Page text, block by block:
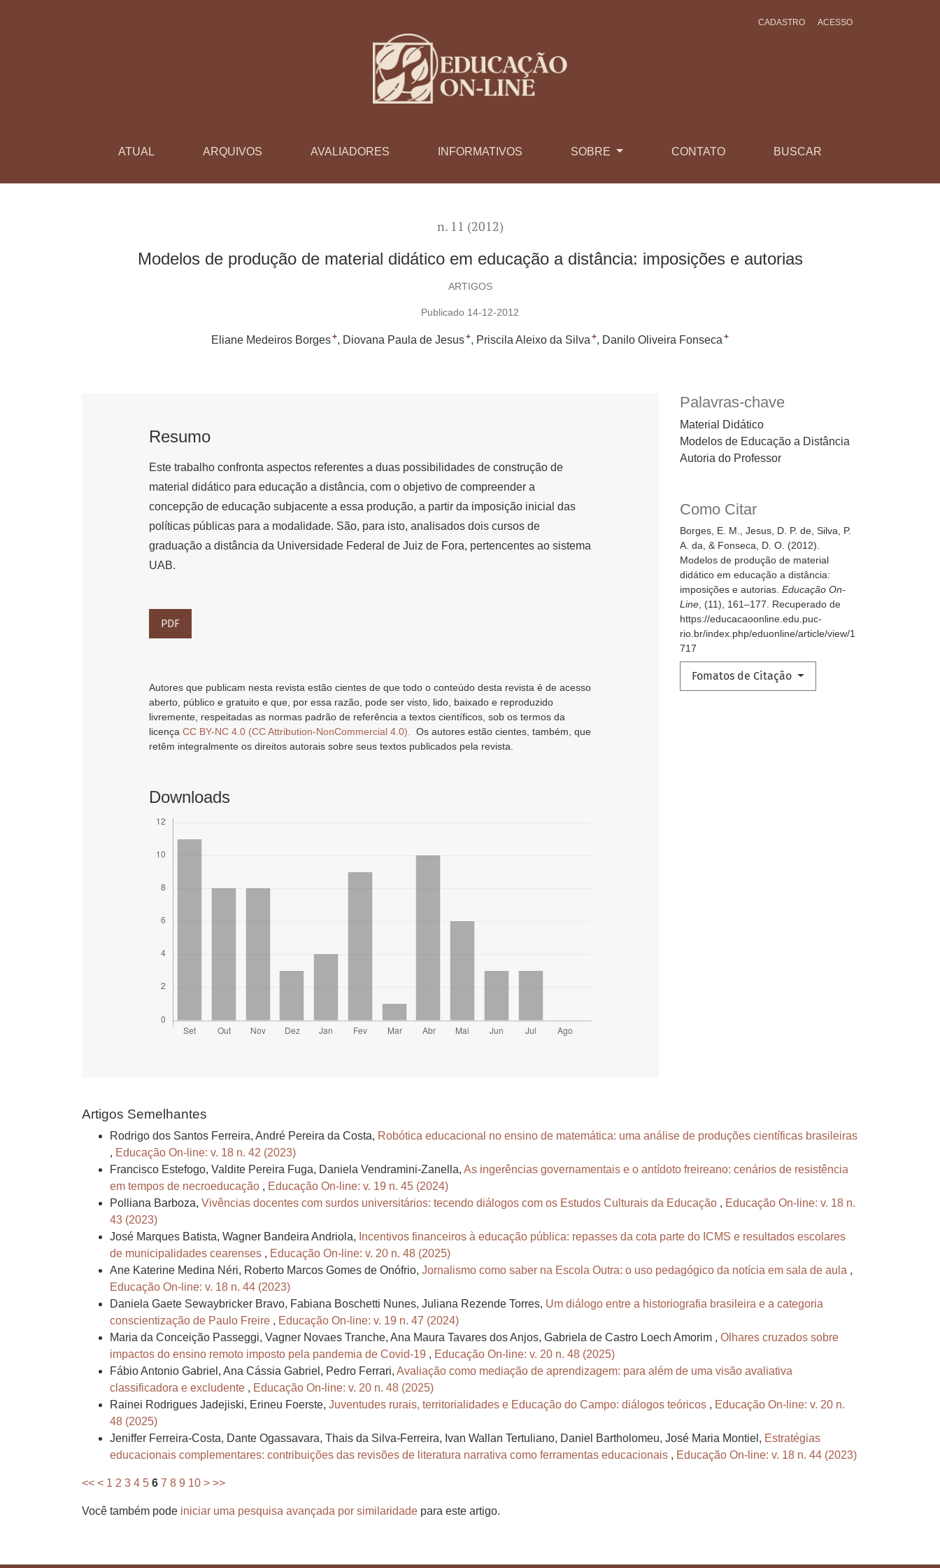
ATUAL ARQUIVOS AVALIADORES INFORMATIVOS SOBRE CONTATO BUSCAR
CADASTRO ACESSO
n. 11 (2012)
Modelos de produção de material didático em educação a distância: imposições e autorias
ARTIGOS
Publicado 14-12-2012
Eliane Medeiros Borges+ Diovana Paula de Jesus+ Priscila Aleixo da Silva + Danilo Oliveira Fonseca +
Palavras-chave
Material Didático
Modelos de Educação a Distância
Autoria do Professor
Como Citar
Borges, E. M., Jesus, D. P. de, Silva, P.
A. da, & Fonseca, D. O. (2012).
Modelos de produção de material
didático em educação a distância:
imposições e autorias. Educação On-
Line, (11), 161–177. Recuperado de
https://educacaoonline.edu.puc-
rio.br/index.php/eduonline/article/view/1
717
Fomatos de Citação
Resumo
Este trabalho confronta aspectos referentes a duas possibilidades de construção de
material didático para educação a distância, com o objetivo de compreender a
concepção de educação subjacente a essa produção, a partir da imposição inicial das
políticas públicas para a modalidade. São, para isto, analisados dois cursos de
graduação a distância da Universidade Federal de Juiz de Fora, pertencentes ao sistema
UAB.
PDF
Autores que publicam nesta revista estão cientes de que todo o conteúdo desta revista é de acesso
aberto, público e gratuito e que, por essa razão, pode ser visto, lido, baixado e reproduzido
livremente, respeitadas as normas padrão de referência a textos científicos, sob os termos da
licença CC BY-NC 4.0 (CC Attribution-NonCommercial 4.0). Os autores estão cientes, também, que
retêm integralmente os direitos autorais sobre seus textos publicados pela revista.
Downloads
Artigos Semelhantes
Rodrigo dos Santos Ferreira, André Pereira da Costa, Robótica educacional no ensino de matemática: uma análise de produções científicas brasileiras
, Educação On-line: v. 18 n. 42 (2023)
Francisco Estefogo, Valdite Pereira Fuga, Daniela Vendramini-Zanella, As ingerências governamentais e o antídoto freireano: cenários de resistência
em tempos de necroeducação , Educação On-line: v. 19 n. 45 (2024)
Polliana Barboza, Vivências docentes com surdos universitários: tecendo diálogos com os Estudos Culturais da Educação , Educação On-line: v. 18 n.
43 (2023)
José Marques Batista, Wagner Bandeira Andriola, Incentivos financeiros à educação pública: repasses da cota parte do ICMS e resultados escolares
de municipalidades cearenses , Educação On-line: v. 20 n. 48 (2025)
Ane Katerine Medina Néri, Roberto Marcos Gomes de Onófrio, Jornalismo como saber na Escola Outra: o uso pedagógico da notícia em sala de aula ,
Educação On-line: v. 18 n. 44 (2023)
Daniela Gaete Sewaybricker Bravo, Fabiana Boschetti Nunes, Juliana Rezende Torres, Um diálogo entre a historiografia brasileira e a categoria
conscientização de Paulo Freire , Educação On-line: v. 19 n. 47 (2024)
Maria da Conceição Passeggi, Vagner Novaes Tranche, Ana Maura Tavares dos Anjos, Gabriela de Castro Loech Amorim , Olhares cruzados sobre
impactos do ensino remoto imposto pela pandemia de Covid-19 , Educação On-line: v. 20 n. 48 (2025)
Fábio Antonio Gabriel, Ana Cássia Gabriel, Pedro Ferrari, Avaliação como mediação de aprendizagem: para além de uma visão avaliativa
classificadora e excludente , Educação On-line: v. 20 n. 48 (2025)
Rainei Rodrigues Jadejiski, Erineu Foerste, Juventudes rurais, territorialidades e Educação do Campo: diálogos teóricos , Educação On-line: v. 20 n.
48 (2025)
Jeniffer Ferreira-Costa, Dante Ogassavara, Thais da Silva-Ferreira, Ivan Wallan Tertuliano, Daniel Bartholomeu, José Maria Montiel, Estratégias
educacionais complementares: contribuições das revisões de literatura narrativa como ferramentas educacionais , Educação On-line: v. 18 n. 44 (2023)
<< < 1 2 3 4 5 6 7 8 9 10 > >>
Você também pode iniciar uma pesquisa avançada por similaridade para este artigo.